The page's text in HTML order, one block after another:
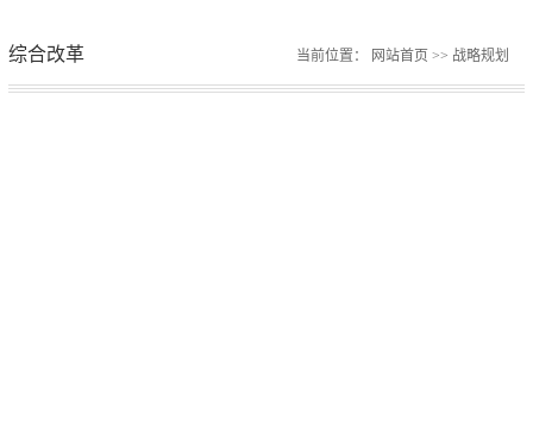
综合改革 当前位置： 网站首页 >> 战略规划